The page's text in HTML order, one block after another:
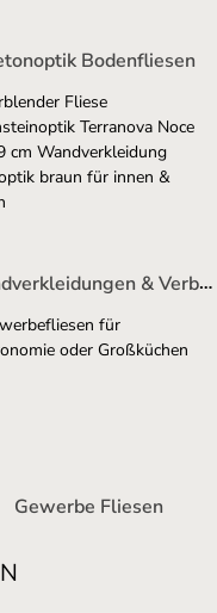
Bodenfliesen
Wandverkleidungen & Verblender
Gewerbe Fliesen